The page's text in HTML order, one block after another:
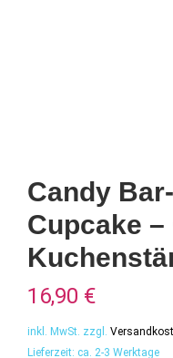
Candy
Cupcake
16,90 €
inkl. MwSt. zzgl.
Lieferzeit: ca. 2-3 Werktage